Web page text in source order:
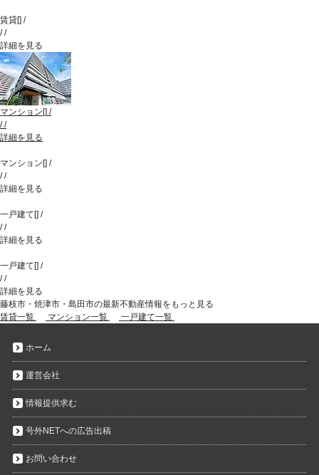
賃貸[] /
//
詳細を見る
マンション[] /
//
詳細を見る
マンション[] /
//
詳細を見る
一戸建て[] /
//
詳細を見る
一戸建て[] /
//
詳細を見る
藤枝市・焼津市・島田市の最新不動産情報をもっと見る
賃貸一覧
マンション一覧 一戸建て一覧
ホーム
運営会社
情報提供求む
号外NETへの広告出稿
お問い合わせ